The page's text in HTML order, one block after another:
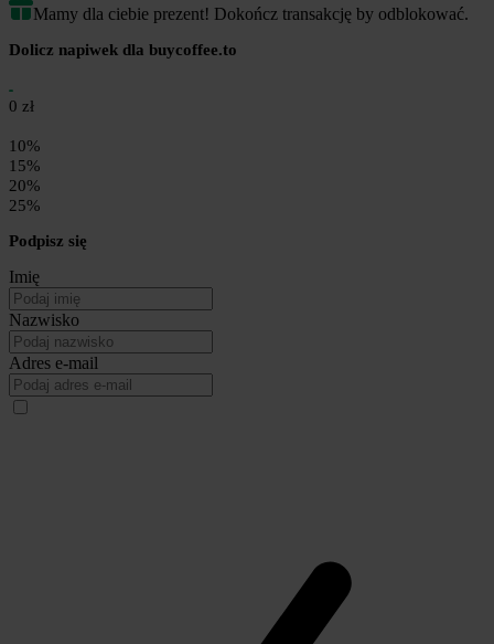
Mamy dla ciebie prezent! Dokończ transakcję by odblokować.
Dolicz napiwek dla buycoffee.to
0 zł
10%
15%
20%
25%
Podpisz się
Imię
Nazwisko
Adres e-mail